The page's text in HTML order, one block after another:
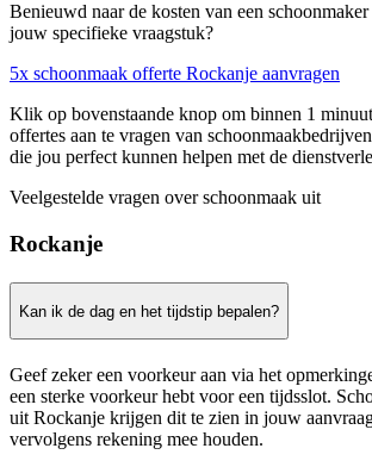
Benieuwd naar de kosten van een
jouw specifieke vraagstuk?
5x schoonmaak offerte Rockanje aanvragen
Klik op bovenstaande knop om binnen 1
offertes aan te vragen van
die jou perfect kunnen helpen met de
Veelgestelde vragen over schoonmaak uit
Rockanje
Kan ik de dag en het tijdstip bepalen?
Geef zeker een voorkeur aan via het
een sterke voorkeur hebt voor een tijdsslot.
uit Rockanje krijgen dit te zien in jouw
vervolgens rekening mee houden.